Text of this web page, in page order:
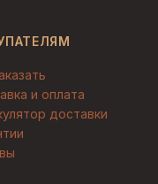
и оплата
доставки